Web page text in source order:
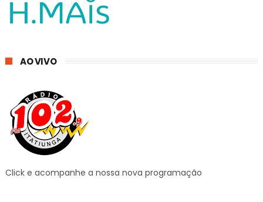
AO VIVO
Click e acompanhe a nossa nova programação